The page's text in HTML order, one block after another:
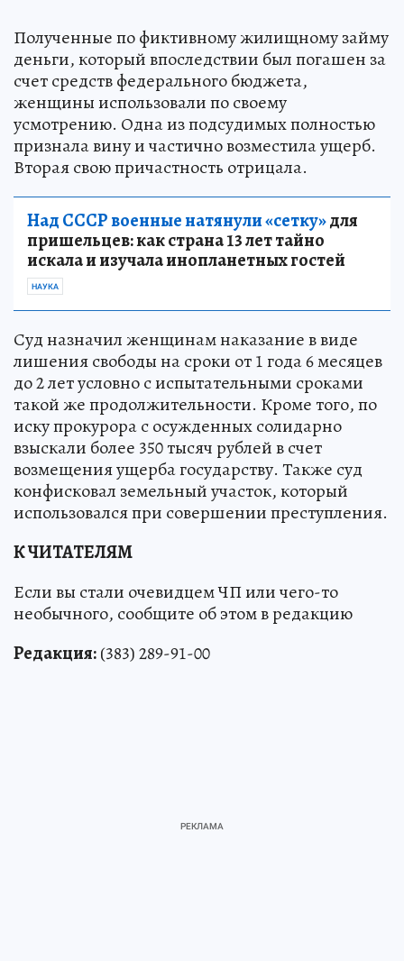
Полученные по фиктивному жилищному займу
деньги, который впоследствии был погашен за
счет средств федерального бюджета,
женщины использовали по своему
усмотрению. Одна из подсудимых полностью
признала вину и частично возместила ущерб.
Вторая свою причастность отрицала.
Над СССР военные натянули «сетку»для
пришельцев: как страна 13 лет тайно
искала и изучала инопланетных гостей
НАУКА
Суд назначил женщинам наказание в виде
лишения свободы на сроки от 1 года 6 месяцев
до 2 лет условно с испытательными сроками
такой же продолжительности. Кроме того, по
иску прокурора с осужденных солидарно
взыскали более 350 тысяч рублей в счет
возмещения ущерба государству. Также суд
конфисковал земельный участок, который
использовался при совершении преступления.
К ЧИТАТЕЛЯМ
Если вы стали очевидцем ЧП или чего-то
необычного, сообщите об этом в редакцию
Редакция:(383) 289-91-00